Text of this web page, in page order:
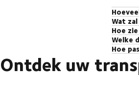
nemen
Wat
Vraag
Hoe
Om in
en ETA
Welke
Hoe
en
Ontdek uw